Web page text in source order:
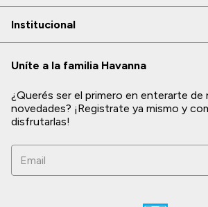
Institucional
Uníte a la familia Havanna
¿Querés ser el primero en enterarte de
novedades? ¡Registrate ya mismo y
disfrutarlas!